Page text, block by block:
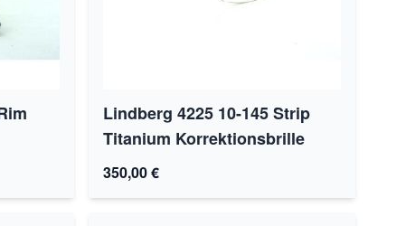
Lindberg 4225 10-145 Strip
Titanium Korrektionsbrille
350,00 €